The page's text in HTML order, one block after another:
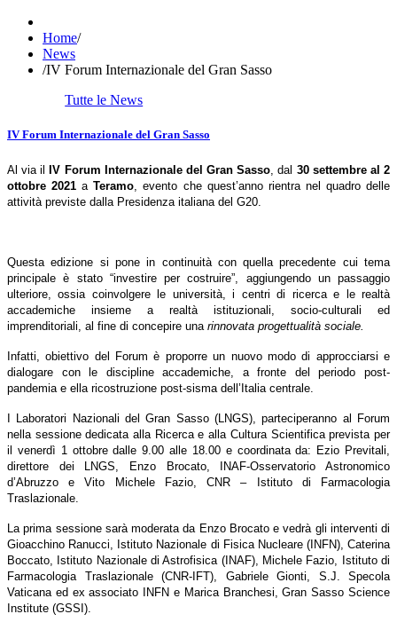
Home/
News
/IV Forum Internazionale del Gran Sasso
Tutte le News
IV Forum Internazionale del Gran Sasso
Al via il IV Forum Internazionale del Gran Sasso, dal 30 settembre al 2
ottobre 2021 aTeramo, evento che quest’anno rientra nel quadro delle
attività previste dalla Presidenza italiana del G20.
Questa edizione si pone in continuità con quella precedente cui tema
principale è stato “investire per costruire”, aggiungendo un passaggio
ulteriore, ossia coinvolgere le università, i centri di ricerca e le realtà
accademiche insieme a realtà istituzionali, socio-culturali ed
imprenditoriali, al fine di concepire una rinnovata progettualità sociale.
Infatti, obiettivo del Forum è proporre un nuovo modo di approcciarsi e
dialogare con le discipline accademiche, a fronte del periodo post-
pandemia e ella ricostruzione post-sisma dell’Italia centrale.
I Laboratori Nazionali del Gran Sasso (LNGS), parteciperanno al Forum
nella sessione dedicata alla Ricerca e alla Cultura Scientifica prevista per
il venerdì 1 ottobre dalle 9.00 alle 18.00 e coordinata da: Ezio Previtali,
direttore dei LNGS, Enzo Brocato, INAF-Osservatorio Astronomico
d’Abruzzo e Vito Michele Fazio, CNR – Istituto di Farmacologia
Traslazionale.
La prima sessione sarà moderata da Enzo Brocato e vedrà gli interventi di
Gioacchino Ranucci, Istituto Nazionale di Fisica Nucleare (INFN), Caterina
Boccato, Istituto Nazionale di Astrofisica (INAF), Michele Fazio, Istituto di
Farmacologia Traslazionale (CNR-IFT), Gabriele Gionti, S.J. Specola
Vaticana ed ex associato INFN e Marica Branchesi, Gran Sasso Science
Institute (GSSI).